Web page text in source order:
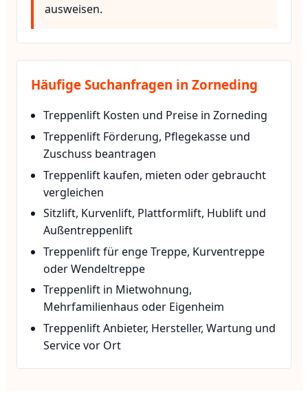
ausweisen.
Häufige Suchanfragen in Zorneding
Treppenlift Kosten und Preise in Zorneding
Treppenlift Förderung, Pflegekasse und
Zuschuss beantragen
Treppenlift kaufen, mieten oder gebraucht
vergleichen
Sitzlift, Kurvenlift, Plattformlift, Hublift und
Außentreppenlift
Treppenlift für enge Treppe, Kurventreppe
oder Wendeltreppe
Treppenlift in Mietwohnung,
Mehrfamilienhaus oder Eigenheim
Treppenlift Anbieter, Hersteller, Wartung und
Service vor Ort